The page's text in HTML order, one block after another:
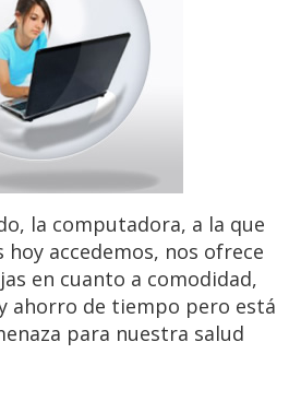
la computadora, a la que
accedemos, nos ofrece
en cuanto a comodidad,
ahorro de tiempo pero está
para nuestra salud